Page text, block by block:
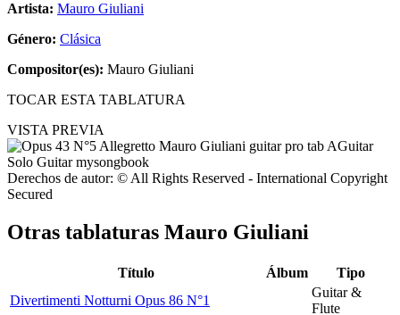
Artista: Mauro Giuliani
Género: Clásica
Compositor(es): Mauro Giuliani
TOCAR ESTA TABLATURA
VISTA PREVIA
Derechos de autor: © All Rights Reserved - International Copyright
Secured
Otras tablaturas Mauro Giuliani
Título Álbum
Tipo
Divertimenti Notturni Opus 86 N°1
Guitar &
Flute